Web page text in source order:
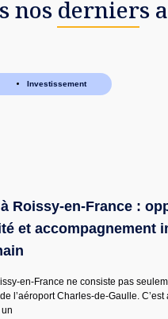
nos derniers
Investissement
Roissy-en-France :
et accompagnement
en-France ne consiste pas
l’aéroport Charles-de-Gaulle. C’est